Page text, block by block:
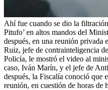
Ahí fue cuando se dio la
Pitufo’ en altos mandos del
después, en una reunión privada
Ruiz, jefe de contrainteligencia
Policía, le mostró el video al
caso, Iván Marín, y el jefe de
después, la Fiscalía conoció que
reunión, en cuestión de horas de